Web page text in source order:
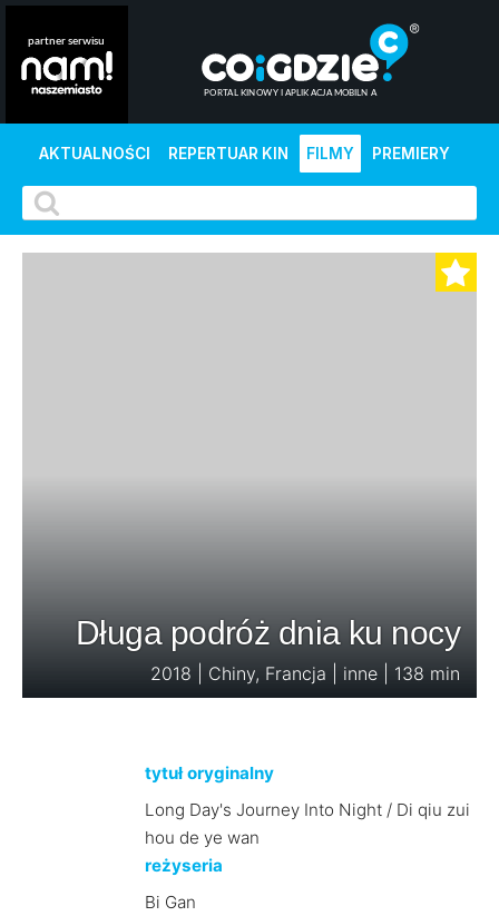
AKTUALNOŚCI REPERTUAR KIN FILMY PREMIERY
Długa podróż dnia ku nocy
2018 | Chiny, Francja | inne | 138 min
tytuł oryginalny
Long Day's Journey Into Night / Di qiu zui
hou de ye wan
reżyseria
Bi Gan